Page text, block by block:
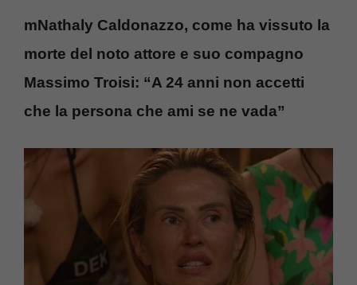
mNathaly Caldonazzo, come ha vissuto la
morte del noto attore e suo compagno
Massimo Troisi: “A 24 anni non accetti
che la persona che ami se ne vada”